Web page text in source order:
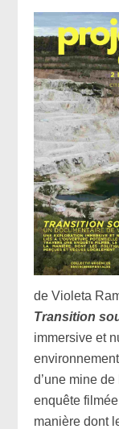
de Violeta
Transition
immersive et
d’une mine
enquête
manière dont